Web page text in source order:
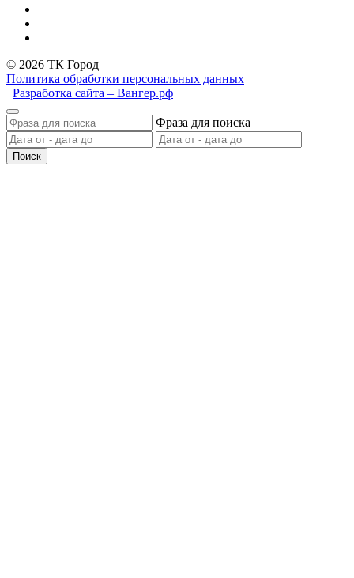
© 2026 ТК Город
Политика обработки персональных данных
Разработка сайта – Вангер.рф
Фраза для поиска
Поиск